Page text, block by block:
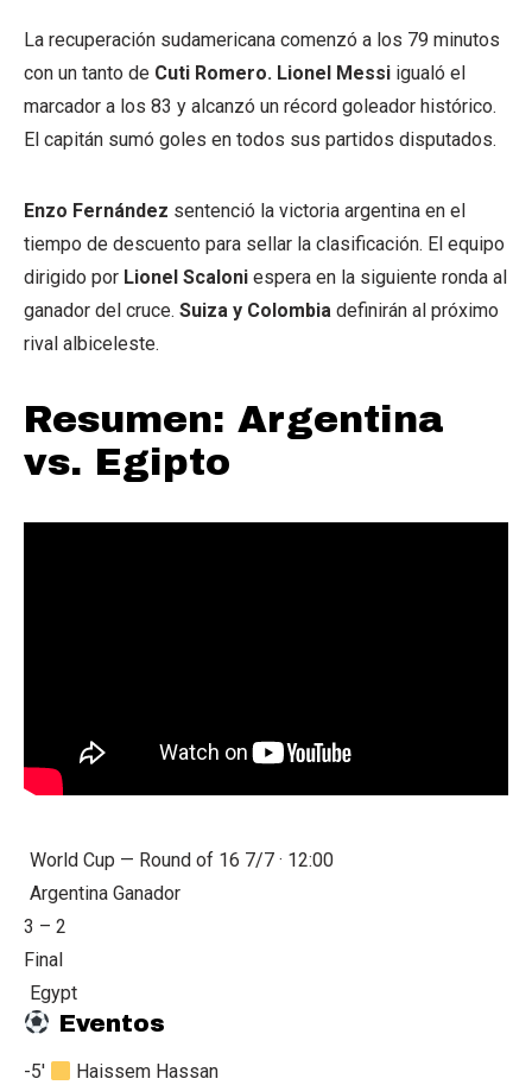
La recuperación sudamericana comenzó a los 79 minutos
con un tanto de Cuti Romero. Lionel Messi igualó el
marcador a los 83 y alcanzó un récord goleador histórico.
El capitán sumó goles en todos sus partidos disputados.
Enzo Fernández sentenció la victoria argentina en el
tiempo de descuento para sellar la clasificación. El equipo
dirigido por Lionel Scaloni espera en la siguiente ronda al
ganador del cruce. Suiza y Colombia definirán al próximo
rival albiceleste.
Resumen: Argentina
vs. Egipto
World Cup — Round of 16 7/7 · 12:00
Argentina Ganador
3 – 2
Final
Egypt
Eventos
-5'
Haissem Hassan